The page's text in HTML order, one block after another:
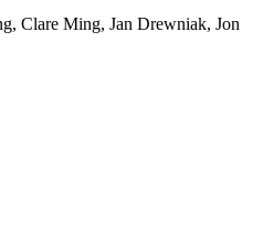
Clare Ming, Jan Drewniak, Jon